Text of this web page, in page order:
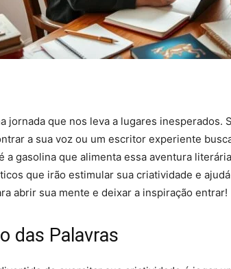
jornada que nos leva a lugares inesperados.
a sua voz ou um escritor experiente
a gasolina que alimenta essa aventura
que irão estimular sua criatividade e
abrir sua mente e deixar a inspiração entrar!
das Palavras